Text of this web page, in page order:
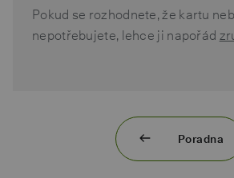
Pokud se rozhodnete, že kartu
nepotřebujete, lehce ji napořád
Poradna